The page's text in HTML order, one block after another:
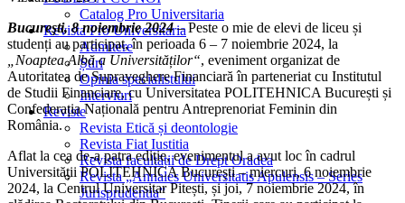
Catalog Pro Universitaria
Revista Pro Universitaria
Admitere
Știri
Opinia specialistului
Interviuri
Reviste
Revista Etică și deontologie
Revista Fiat Iustitia
Revista facultății de Drept Oradea
Revista „Annales Universitatis Apulensis – Series
Jurisprudentia”
Bucureşti, 8 noiembrie 2024– Peste o mie de elevi de liceu și
studenți au participat, în perioada 6 – 7 noiembrie 2024, la
„Noaptea Albă a Universităților“, eveniment organizat de
Autoritatea de Supraveghere Financiară în parteneriat cu Institutul
de Studii Financiare, cu Universitatea POLITEHNICA București și
Confederația Națională pentru Antreprenoriat Feminin din
România.
Aflat la cea de-a patra ediție, evenimentul a avut loc în cadrul
Universității POLITEHNICA București – miercuri, 6 noiembrie
2024, la Centrul Universitar Pitești, și joi, 7 noiembrie 2024, în